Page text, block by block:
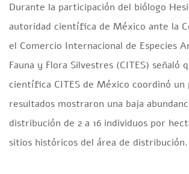
Durante la participación del biólogo
autoridad científica de México ante la
el Comercio Internacional de Especies
Fauna y Flora Silvestres (CITES) señaló
científica CITES de México coordinó
resultados mostraron una baja
distribución de 2 a 16 individuos por
sitios históricos del área de distribución.